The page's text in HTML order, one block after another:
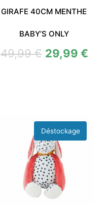
GIRAFE 40CM MENTHE
BABY’S ONLY
49,99€ 29,99 €